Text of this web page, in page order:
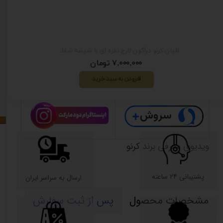
ویدیوی معرفی برند کرنو
مشخصات محصول
پس از ثبت سفارش
۷,۰۰۰,۰۰۰ تومان
افزودن به سبد خرید
پشتیبانی ۲۴ ساعته ​ارسال به سراسر ایران